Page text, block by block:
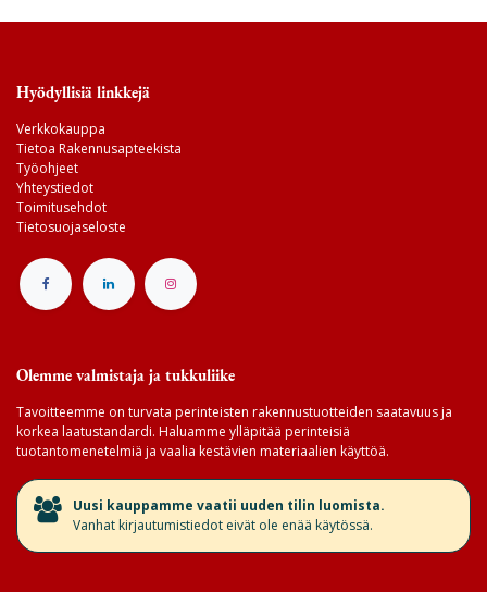
Hyödyllisiä linkkejä
Verkkokauppa
Tietoa Rakennusapteekista
Työohjeet
Yhteystiedot
Toimitusehdot
Tietosuojaseloste
Olemme valmistaja ja tukkuliike
Tavoitteemme on turvata perinteisten rakennustuotteiden saatavuus ja
korkea laatustandardi. Haluamme ylläpitää perinteisiä
tuotantomenetelmiä ja vaalia kestävien materiaalien käyttöä.
​Uusi kauppamme vaatii uuden tilin luomista.
Vanhat kirjautumistiedot eivät ole enää käytössä.